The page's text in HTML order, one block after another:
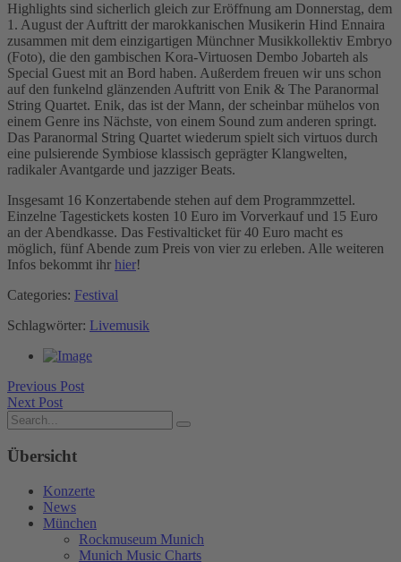
Highlights sind sicherlich gleich zur Eröffnung am Donnerstag, dem
1. August der Auftritt der marokkanischen Musikerin Hind Ennaira
zusammen mit dem einzigartigen Münchner Musikkollektiv Embryo
(Foto), die den gambischen Kora-Virtuosen Dembo Jobarteh als
Special Guest mit an Bord haben. Außerdem freuen wir uns schon
auf den funkelnd glänzenden Auftritt von Enik & The Paranormal
String Quartet. Enik, das ist der Mann, der scheinbar mühelos von
einem Genre ins Nächste, von einem Sound zum anderen springt.
Das Paranormal String Quartet wiederum spielt sich virtuos durch
eine pulsierende Symbiose klassisch geprägter Klangwelten,
radikaler Avantgarde und jazziger Beats.
Insgesamt 16 Konzertabende stehen auf dem Programmzettel.
Einzelne Tagestickets kosten 10 Euro im Vorverkauf und 15 Euro
an der Abendkasse. Das Festivalticket für 40 Euro macht es
möglich, fünf Abende zum Preis von vier zu erleben. Alle weiteren
Infos bekommt ihr hier!
Categories: Festival
Schlagwörter: Livemusik
Previous Post
Next Post
Übersicht
Konzerte
News
München
Rockmuseum Munich
Munich Music Charts